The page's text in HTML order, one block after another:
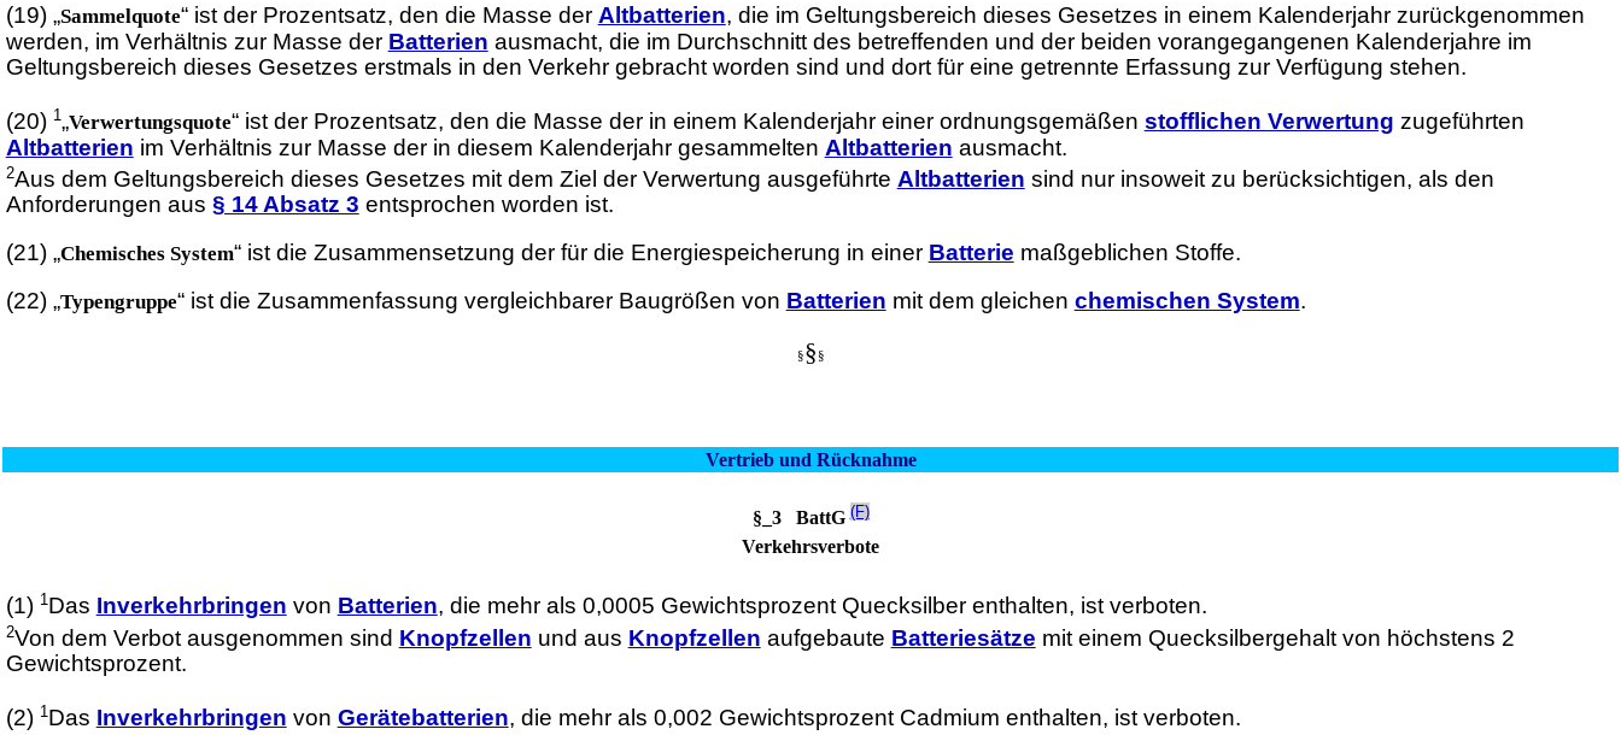
(19) „Sammelquote“ ist der Prozentsatz, den die Masse der Altbatterien, die im Geltungsbereich dieses Gesetzes in einem Kalenderjahr zurückgenommen
werden, im Verhältnis zur Masse der Batterien ausmacht, die im Durchschnitt des betreffenden und der beiden vorangegangenen Kalenderjahre im
Geltungsbereich dieses Gesetzes erstmals in den Verkehr gebracht worden sind und dort für eine getrennte Erfassung zur Verfügung stehen.
(20) 1„Verwertungsquote“ ist der Prozentsatz, den die Masse der in einem Kalenderjahr einer ordnungsgemäßen stofflichen Verwertung zugeführten
Altbatterien im Verhältnis zur Masse der in diesem Kalenderjahr gesammelten Altbatterien ausmacht.
2Aus dem Geltungsbereich dieses Gesetzes mit dem Ziel der Verwertung ausgeführte Altbatterien sind nur insoweit zu berücksichtigen, als den
Anforderungen aus § 14 Absatz 3 entsprochen worden ist.
(21) „Chemisches System“ ist die Zusammensetzung der für die Energiespeicherung in einer Batterie maßgeblichen Stoffe.
(22) „Typengruppe“ ist die Zusammenfassung vergleichbarer Baugrößen von Batterien mit dem gleichen chemischen System.
§§ §
Vertrieb und Rücknahme
§_3 BattG(F)
Verkehrsverbote
(1) 1Das Inverkehrbringen von Batterien, die mehr als 0,0005 Gewichtsprozent Quecksilber enthalten, ist verboten.
2Von dem Verbot ausgenommen sind Knopfzellen und aus Knopfzellen aufgebaute Batteriesätze mit einem Quecksilbergehalt von höchstens 2
Gewichtsprozent.
(2) 1Das Inverkehrbringen von Gerätebatterien, die mehr als 0,002 Gewichtsprozent Cadmium enthalten, ist verboten.